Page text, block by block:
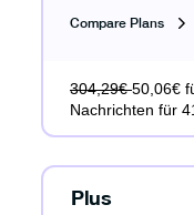
Plus
Compare Plans
304,29€50,06€
Nachrichten für